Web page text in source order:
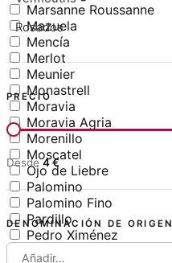
Marsanne Roussanne
Mazuela
Mencía
Merlot
Meunier
Monastrell
Moravia
Moravia Agria
Morenillo
Moscatel
Ojo de Liebre
Palomino
Palomino Fino
Pardillo
Pedro Ximénez
Perruno
Rosados
PRECIO
Desde4€
DENOMINACIÓN DE ORIGEN
Añadir…